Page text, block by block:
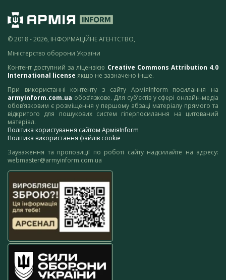
© 2018 - 2026, ІНФОРМАЦІЙНЕ АГЕНТСТВО,
Міністерство оборони України
Контент доступний за ліцензією Creative Commons Attribution 4.0
International license якщо не зазначено інше.
При використанні контенту з сайту АрміяInform посилання на
armyinform.com.ua обов’язкове. Для суб’єктів у сфері онлайн-медіа
обов’язковим є розміщення у першому абзаці матеріалу прямого та
відкритого для пошукових систем гіперпосилання на цитований
матеріал.
Політика користування сайтом АрміяInform
Політика використання файлів cookie
Зауваження та пропозиції по роботі сайту надсилайте на адресу:
webmaster@armyinform.com.ua